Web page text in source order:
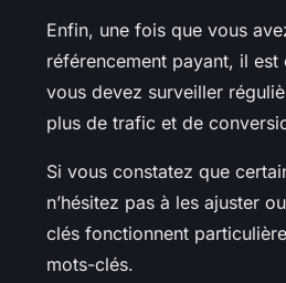
Enfin, une fois que vous
référencement payant, il
vous devez surveiller
plus de trafic et de
Si vous constatez que
n’hésitez pas à les ajuster
clés fonctionnent
mots-clés.